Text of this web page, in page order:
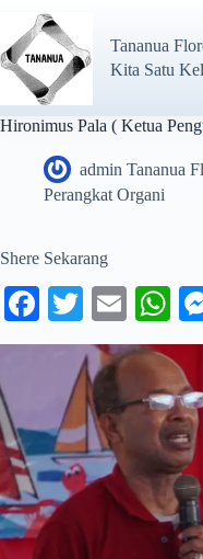
Tananua
Kita Satu
Hironimus Pala ( Ketua
admin Tananua
Perangkat Organi
Shere Sekarang
Fa
ce
bo
ok
T
wi
tte
r
E
m
ail
W
ha
ts
A
pp